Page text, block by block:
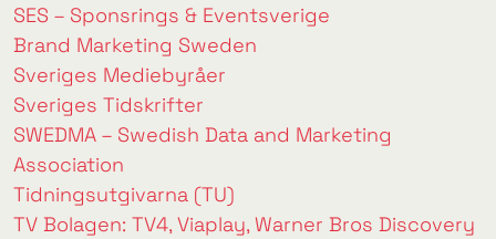
SES – Sponsrings & Eventsverige
Brand Marketing Sweden
Sveriges Mediebyråer
Sveriges Tidskrifter
SWEDMA – Swedish Data and Marketing
Association
Tidningsutgivarna (TU)
TV Bolagen: TV4, Viaplay, Warner Bros Discovery